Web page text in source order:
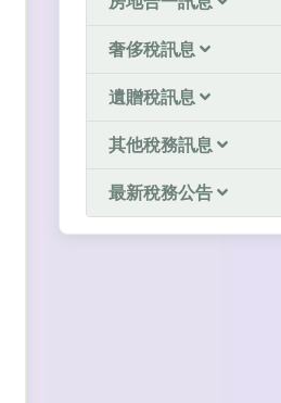
奢侈稅訊息
遺贈稅訊息
其他稅務訊息
最新稅務公告